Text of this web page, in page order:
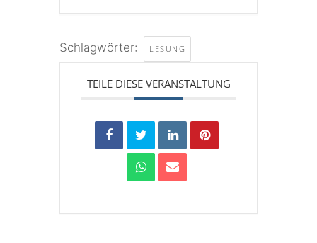
Schlagwörter: LESUNG
TEILE DIESE VERANSTALTUNG